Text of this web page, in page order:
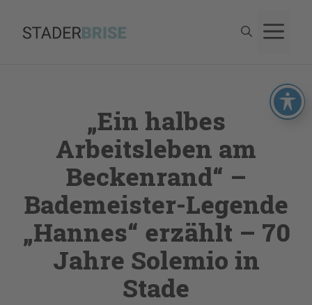
Inhalt
„Ein halbes
Arbeitsleben am
Beckenrand“ –
Bademeister-Legende
„Hannes“ erzählt – 70
Jahre Solemio in
Stade